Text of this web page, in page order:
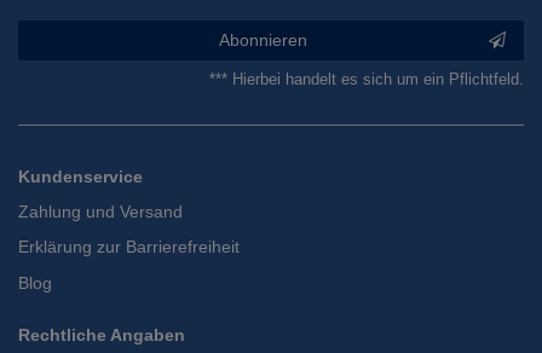
Abonnieren
*** Hierbei handelt es sich um ein Pflichtfeld.
Kundenservice
Zahlung und Versand
Erklärung zur Barrierefreiheit
Blog
Rechtliche Angaben